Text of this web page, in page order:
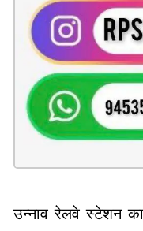
उन्नाव रेलवे स्टेशन का